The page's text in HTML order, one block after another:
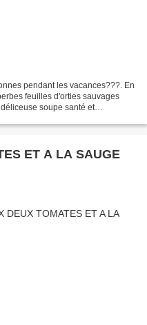
pendant les vacances???. En
feuilles d'orties sauvages
soupe santé et
ET A LA SAUGE